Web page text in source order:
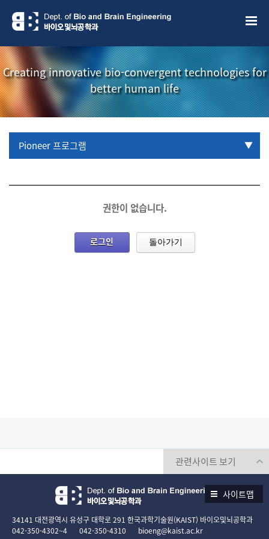
Creating innovative bio-convergent technologies for
better human life
Pioneer 프로그램
권한이 없습니다.
로그인 돌아가기
사이트맵
34141 대전광역시 유성구 대학로 291 한국과학기술원(KAIST) 바이오및뇌공학과
042-350-4302~4
042-350-4310 bioeng@kaist.ac.kr